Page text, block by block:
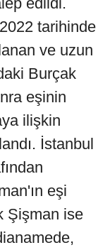
tarihinde
ve uzun
Burçak
eşinin
ilişkin
İstanbul
eşi
Şişman ise